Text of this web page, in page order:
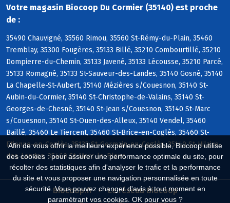
Afin de vous offrir la meilleure expérience possible, Biocoop utilise
des cookies : pour assurer une performance optimale du site, pour
récolter des statistiques afin d'analyser le trafic et la performance
du site et vous proposer une navigation personnalisée en toute
sécurité. Vous pouvez changer d'avis à tout moment en
paramétrant vos cookies. OK pour vous ?
Votre magasin Biocoop Du Cormier (35140) est proche
de :
35490 Chauvigné, 35560 Rimou, 35560 St-Rémy-du-Plain, 35460
Tremblay, 35300 Fougères, 35133 Billé, 35210 Combourtillé, 35210
Dompierre-du-Chemin, 35133 Javené, 35133 Lécousse, 35210 Parcé,
35133 Romagné, 35133 St-Sauveur-des-Landes, 35140 Gosné, 35140
La Chapelle-St-Aubert, 35140 Mézières s/Couesnon, 35140 St-
Aubin-du-Cormier, 35140 St-Christophe-de-Valains, 35140 St-
Georges-de-Chesné, 35140 St-Jean s/Couesnon, 35140 St-Marc
s/Couesnon, 35140 St-Ouen-des-Alleux, 35140 Vendel, 35460
Baillé, 35460 Le Tiercent, 35460 St-Brice-en-Coglès, 35460 St-
Etienne-en-Coglès, 35133 St-Germain-en-Coglès, 35140 St-Hilaire-
des-Landes, 35460 St-Marc-le-Blanc
Biocoop.fr
Le réseau Biocoop